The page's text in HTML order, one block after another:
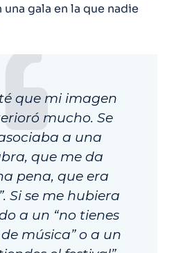
gala en la que nadie
que mi imagen
mucho. Se
a una
que me da
pena, que era
Si se me hubiera
a un “no tienes
música” o a un